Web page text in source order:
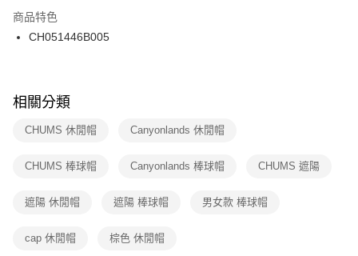
２．訂單成立數日內，您將收到繳費通知簡訊。
３．收到繳費通知簡訊後14天內，點擊此簡訊中的連結，可透過四大超商／
ATM／網路銀行／等多元方式進行付款，方視為交易完成。
※ 交易是否成功請以「AFTEE先享後付 」之結帳頁面顯示為準，若有關於
是否繳費成功／繳費後需取消欲退款等相關疑問，請聯繫「AFTEE先享後付
客戶支援中心」https://netprotections.freshdesk.com/support/home
１．透過由恩沛科技股份有限公司提供之「AFTEE先享後付」服務完成之交
權轉讓予恩沛科技股份有限公司。
３．未成年的使用者請事先徵得法定代理人或監護人之同意方可使用
付款後門市自取
每筆NT$100，滿NT$1,500(含以上)免運費
商品特色
CH051446B005
相關分類
CHUMS 休閒帽 Canyonlands 休閒帽
CHUMS 棒球帽 Canyonlands 棒球帽 CHUMS 遮陽
遮陽 休閒帽 遮陽 棒球帽 男女款 棒球帽
cap 休閒帽 棕色 休閒帽